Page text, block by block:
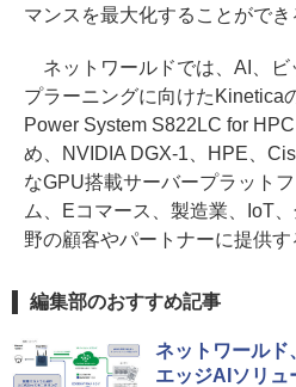
マンスを最大化することができ
ネットワールドでは、AI、ビ
プラーニングに向けたKinetica
Power System S822LC for
め、NVIDIA DGX-1、HPE、
なGPU搭載サーバープラット
ム、Eコマース、製造業、IoT
野の顧客やパートナーに提供す
編集部のおすすめ記事
ネットワールド
エッジAIソリュ